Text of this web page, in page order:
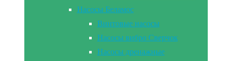
Насосы Беламос
Винтовые насосы
Насосы вибро Сверчок
Насосы дренажные